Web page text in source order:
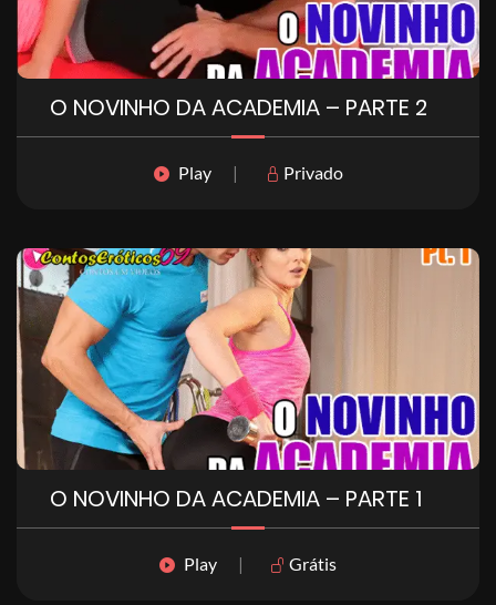
O NOVINHO DA ACADEMIA – PARTE 2
Play| Privado
O NOVINHO DA ACADEMIA – PARTE 1
Play | Grátis